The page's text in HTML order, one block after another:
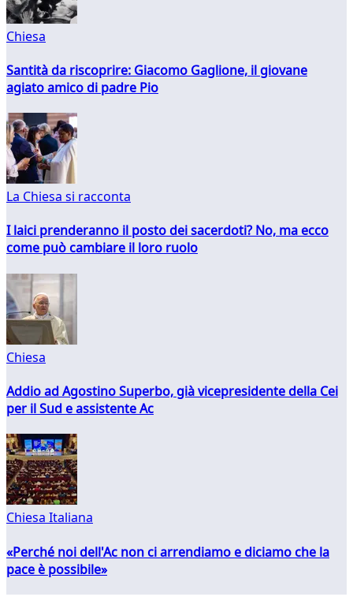
Chiesa
Santità da riscoprire: Giacomo Gaglione, il giovane
agiato amico di padre Pio
La Chiesa si racconta
I laici prenderanno il posto dei sacerdoti? No, ma ecco
come può cambiare il loro ruolo
Chiesa
Addio ad Agostino Superbo, già vicepresidente della Cei
per il Sud e assistente Ac
Chiesa Italiana
«Perché noi dell'Ac non ci arrendiamo e diciamo che la
pace è possibile»